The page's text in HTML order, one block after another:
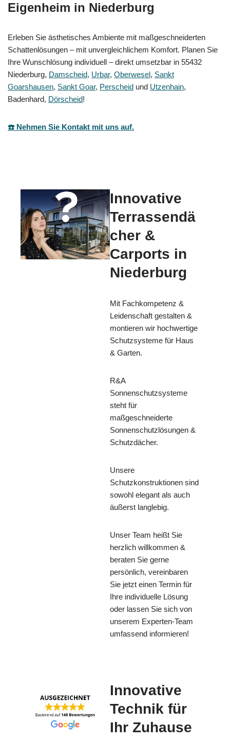
Eigenheim in Niederburg
Erleben Sie ästhetisches Ambiente mit maßgeschneiderten
Schattenlösungen – mit unvergleichlichem Komfort. Planen Sie
Ihre Wunschlösung individuell – direkt umsetzbar in 55432
Niederburg, Damscheid, Urbar, Oberwesel, Sankt
Goarshausen, Sankt Goar, Perscheid und Utzenhain,
Badenhard, Dörscheid!
☎️ Nehmen Sie Kontakt mit uns auf.
Innovative
Terrassendä
cher &
Carports in
Niederburg
Mit Fachkompetenz &
Leidenschaft gestalten &
montieren wir hochwertige
Schutzsysteme für Haus
& Garten.
R&A
Sonnenschutzsysteme
steht für
maßgeschneiderte
Sonnenschutzlösungen &
Schutzdächer.
Unsere
Schutzkonstruktionen sind
sowohl elegant als auch
äußerst langlebig.
Unser Team heißt Sie
herzlich willkommen &
beraten Sie gerne
persönlich, vereinbaren
Sie jetzt einen Termin für
Ihre individuelle Lösung
oder lassen Sie sich von
unserem Experten-Team
umfassend informieren!
Innovative
Technik für
Ihr Zuhause